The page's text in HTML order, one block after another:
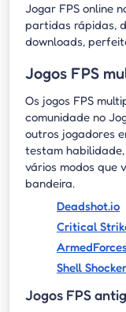
Jogar FPS online
partidas rápidas,
downloads,
Jogos FPS
Os jogos FPS
comunidade no
outros jogadores
testam
vários modos que
bandeira.
Deadshot.io
Critical
Shell
Jogos FPS